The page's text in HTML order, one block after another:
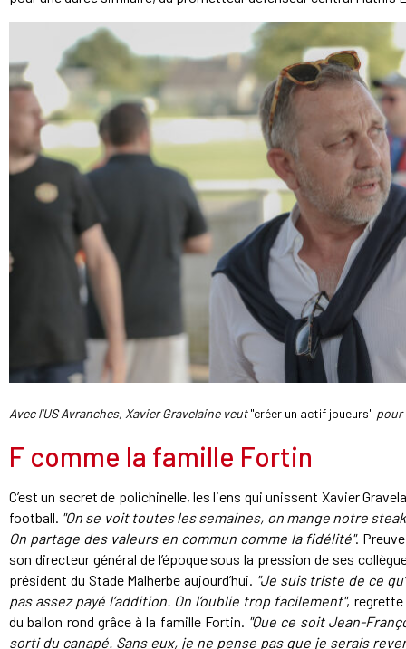
Avec l'US Avranches, Xavier Gravelaine veut"créer un actif joueurs" pour
F comme la famille Fortin
C’est un secret de polichinelle, les liens qui unissent Xavier
football. "On se voit toutes les semaines, on mange notre
On partage des valeurs en commun comme la fidélité".
son directeur général de l’époque sous la pression de ses
président du Stade Malherbe aujourd’hui. "Je suis triste de ce
pas assez payé l’addition. On l’oublie trop facilement", regrette
du ballon rond grâce à la famille Fortin. "Que ce soit Jean-
sorti du canapé. Sans eux, je ne pense pas que je serais